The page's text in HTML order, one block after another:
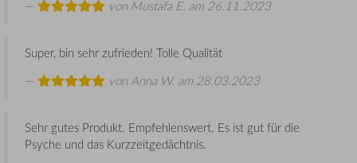
von Mustafa E. am 26.11.2023
Super, bin sehr zufrieden! Tolle Qualität
vonAnna W. am 28.03.2023
Sehr gutes Produkt. Empfehlenswert. Es ist gut für die
Psyche und das Kurzzeitgedächtnis.